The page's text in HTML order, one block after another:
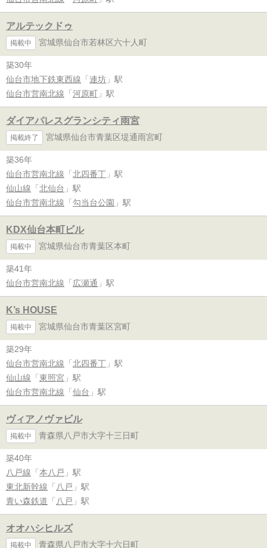
アルテックドゥ
掲載中 宮城県仙台市若林区六十人町
築30年
仙台市地下鉄東西線 「 連坊 」駅
仙台市営南北線 「 河原町 」駅
ダイアパレスグランシティ雨宮
掲載終了 宮城県仙台市青葉区堤通雨宮町
築36年
仙台市営南北線 「 北四番丁 」駅
仙山線 「 北仙台 」駅
仙台市営南北線 「 勾当台公園 」駅
KDX仙台本町ビル
掲載中 宮城県仙台市青葉区本町
築41年
仙台市営南北線 「 広瀬通 」駅
K’s HOUSE
掲載中 宮城県仙台市青葉区宮町
築29年
仙台市営南北線 「 北四番丁 」駅
仙山線 「 東照宮 」駅
仙台市営南北線 「 仙台 」駅
ヴィアノヴァビル
掲載中 青森県八戸市大字十三日町
築40年
八戸線 「 本八戸 」駅
東北新幹線 「 八戸 」駅
青い森鉄道 「 八戸 」駅
オオハシヒルズ
掲載中 青森県八戸市大字十六日町